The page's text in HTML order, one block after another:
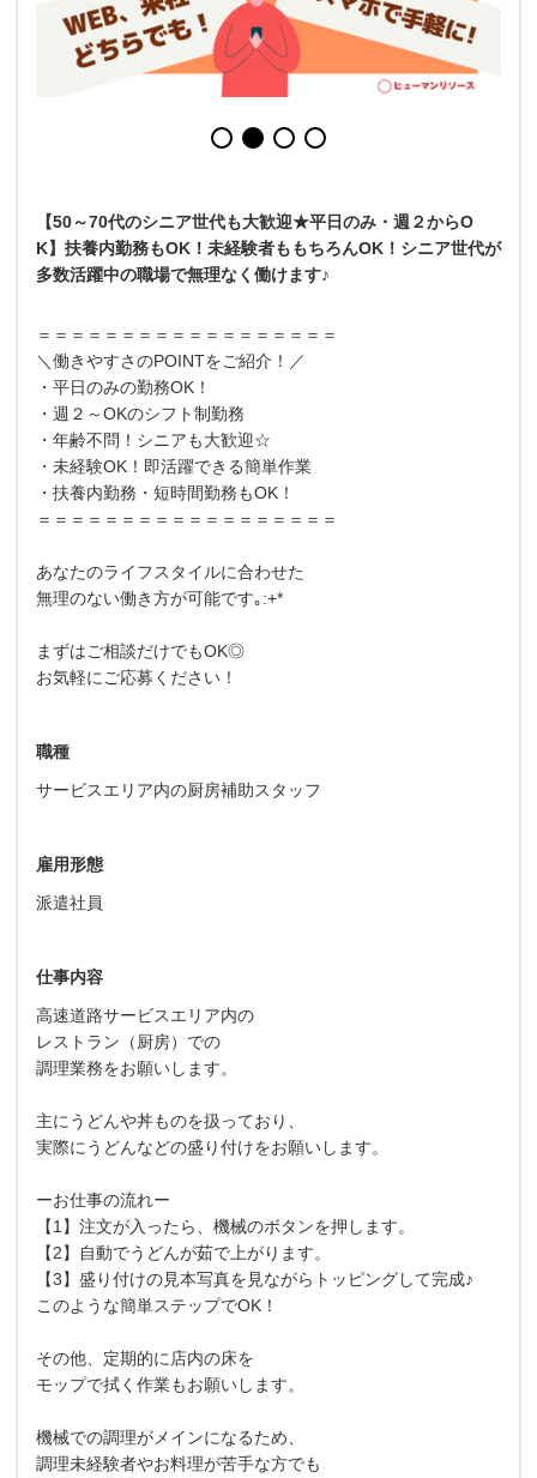
【50～70代のシニア世代も大歓迎★平日のみ・週２からO
K】扶養内勤務もOK！未経験者ももちろんOK！シニア世代が
多数活躍中の職場で無理なく働けます♪
＝＝＝＝＝＝＝＝＝＝＝＝＝＝＝＝＝＝
＼働きやすさのPOINTをご紹介！／
・平日のみの勤務OK！
・週２～OKのシフト制勤務
・年齢不問！シニアも大歓迎☆
・未経験OK！即活躍できる簡単作業
・扶養内勤務・短時間勤務もOK！
＝＝＝＝＝＝＝＝＝＝＝＝＝＝＝＝＝＝
あなたのライフスタイルに合わせた
無理のない働き方が可能です｡:+*
まずはご相談だけでもOK◎
お気軽にご応募ください！
職種
サービスエリア内の厨房補助スタッフ
雇用形態
派遣社員
仕事内容
高速道路サービスエリア内の
レストラン（厨房）での
調理業務をお願いします。
主にうどんや丼ものを扱っており、
実際にうどんなどの盛り付けをお願いします。
ーお仕事の流れー
【1】注文が入ったら、機械のボタンを押します。
【2】自動でうどんが茹で上がります。
【3】盛り付けの見本写真を見ながらトッピングして完成♪
このような簡単ステップでOK！
その他、定期的に店内の床を
モップで拭く作業もお願いします。
機械での調理がメインになるため、
調理未経験者やお料理が苦手な方でも